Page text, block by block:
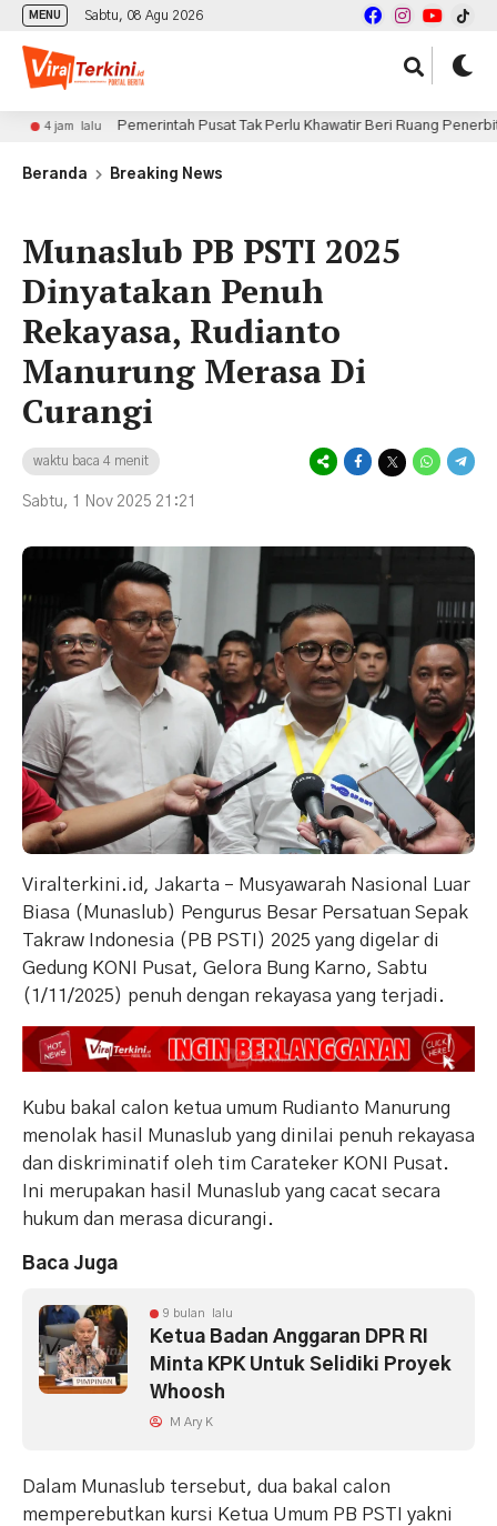
MENU Sabtu, 08 Agu 2026
Pemerintah Pusat Tak Perlu Khawatir Beri Ruang Penerbitan Obligasi
Beranda Breaking News
Munaslub PB PSTI 2025
Dinyatakan Penuh
Rekayasa, Rudianto
Manurung Merasa Di
Curangi
waktu baca 4 menit
Sabtu, 1 Nov 2025 21:21
Viralterkini.id, Jakarta – Musyawarah Nasional Luar
Biasa (Munaslub) Pengurus Besar Persatuan Sepak
Takraw Indonesia (PB PSTI) 2025 yang digelar di
Gedung KONI Pusat, Gelora Bung Karno, Sabtu
(1/11/2025) penuh dengan rekayasa yang terjadi.
Kubu bakal calon ketua umum Rudianto Manurung
menolak hasil Munaslub yang dinilai penuh rekayasa
dan diskriminatif oleh tim Carateker KONI Pusat.
Ini merupakan hasil Munaslub yang cacat secara
hukum dan merasa dicurangi.
Baca Juga
9 bulan lalu
Ketua Badan Anggaran DPR RI
Minta KPK Untuk Selidiki Proyek
Whoosh
M Ary K
Dalam Munaslub tersebut, dua bakal calon
memperebutkan kursi Ketua Umum PB PSTI yakni